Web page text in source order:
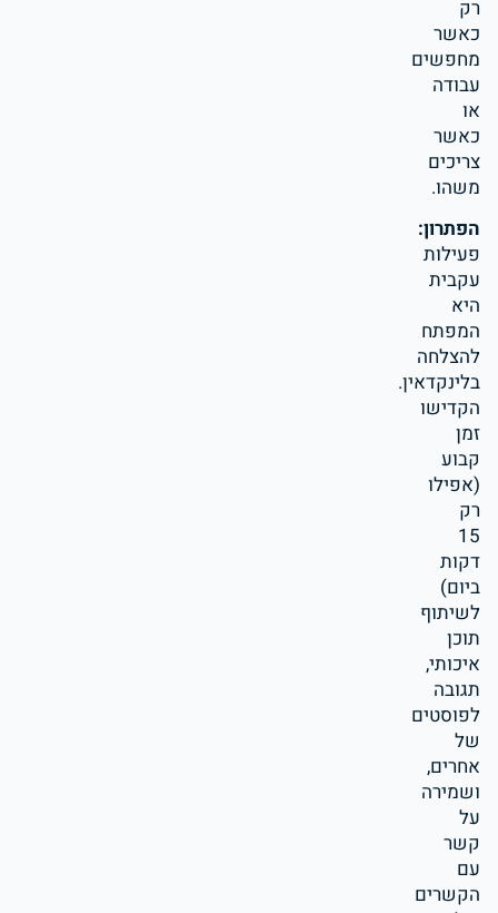
רק
כאשר
מחפשים
עבודה
או
כאשר
צריכים
משהו.
הפתרון:
פעילות
עקבית
היא
המפתח
להצלחה
בלינקדאין.
הקדישו
זמן
קבוע
(אפילו
רק
15
דקות
ביום)
לשיתוף
תוכן
איכותי,
תגובה
לפוסטים
של
אחרים,
ושמירה
על
קשר
עם
הקשרים